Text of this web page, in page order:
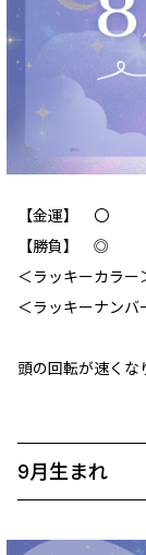
【金運】 〇
【勝負】 ◎
＜ラッキーカラ
＜ラッキーナン
頭の回転が速くな
9月生まれ